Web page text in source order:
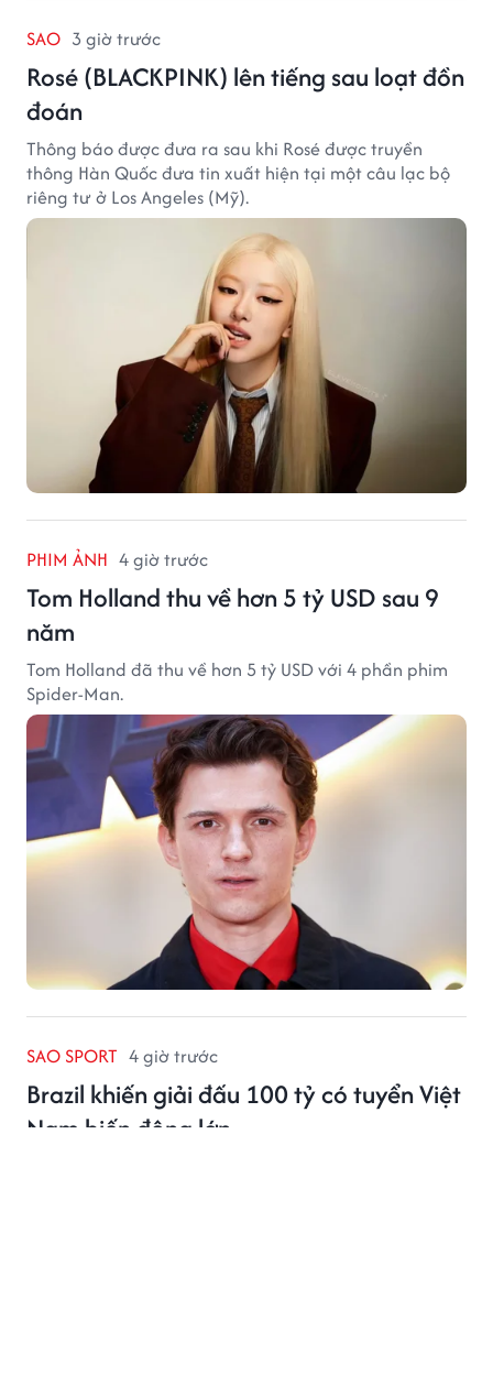
SAO 3 giờ trước
Rosé (BLACKPINK) lên tiếng sau loạt đồn
đoán
Thông báo được đưa ra sau khi Rosé được truyền
thông Hàn Quốc đưa tin xuất hiện tại một câu lạc bộ
riêng tư ở Los Angeles (Mỹ).
PHIM ẢNH 4 giờ trước
Tom Holland thu về hơn 5 tỷ USD sau 9
năm
Tom Holland đã thu về hơn 5 tỷ USD với 4 phần phim
Spider-Man.
SAO SPORT 4 giờ trước
Brazil khiến giải đấu 100 tỷ có tuyển Việt
Nam biến động lớn